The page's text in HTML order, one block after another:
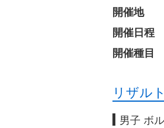
開催地
開催日程
開催種目
リザルト
男子 ボ